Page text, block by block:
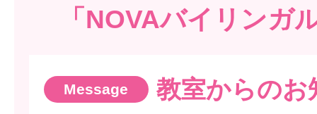
「NOVAバイリンガ
教室からのお